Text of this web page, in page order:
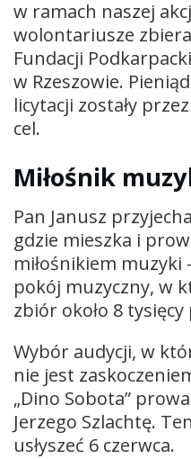
w ramach naszej
wolontariusze
Fundacji
w Rzeszowie.
licytacji zostały
cel.
Miłośnik
Pan Janusz
gdzie mieszka i
miłośnikiem muzyki
pokój muzyczny, w
zbiór około 8
Wybór audycji, w
nie jest
„Dino Sobota”
Jerzego Szlachtę.
usłyszeć 6 czerwca.